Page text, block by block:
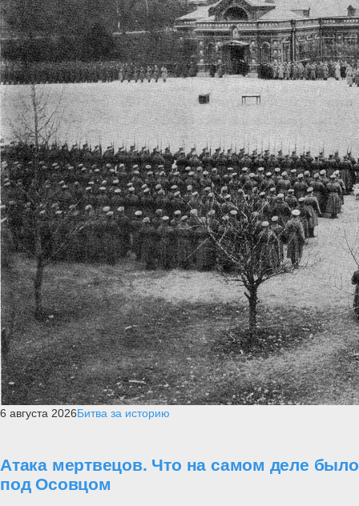
6 августа 2026Битва за историю
Атака мертвецов. Что на самом деле было
под Осовцом